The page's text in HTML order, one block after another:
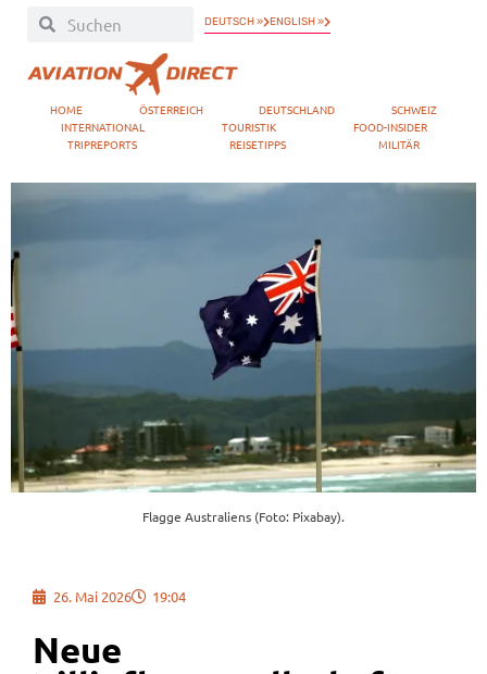
DEUTSCH » ENGLISH »
HOME ÖSTERREICH DEUTSCHLAND
SCHWEIZ
INTERNATIONAL
TOURISTIK
FOOD-INSIDER
TRIPREPORTS
REISETIPPS MILITÄR
Flagge Australiens (Foto: Pixabay).
26. Mai 2026 19:04
Neue